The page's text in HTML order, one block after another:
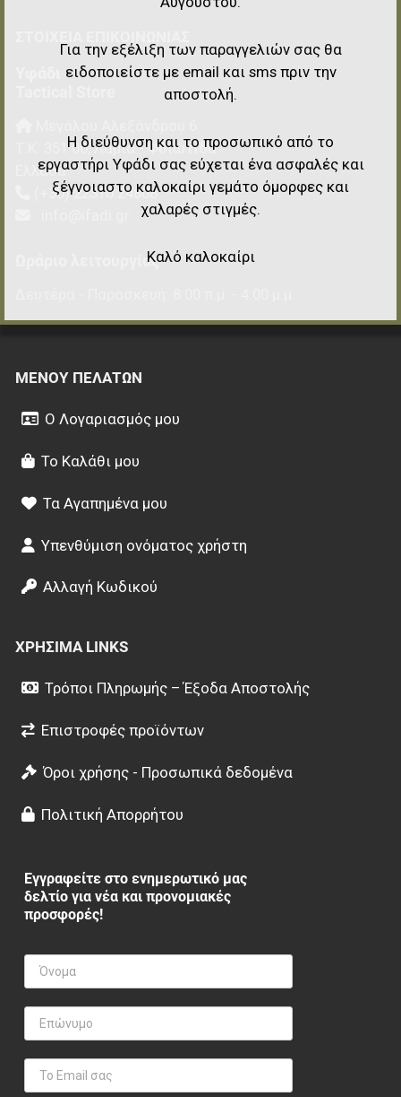
351 00,Λαμία - Φθιώτιδα
Ελλάδα
(+30) 22310 24808
Ωράριο λειτουργίας
ΜΕΝΟΎ ΠΕΛΑΤΏΝ
Ο Λογαριασμός μου
Το Καλάθι μου
Τα Αγαπημένα μου
Υπενθύμιση ονόματος χρήστη
Αλλαγή Κωδικού
ΧΡΉΣΙΜΑ LINKS
Τρόποι Πληρωμής – Έξοδα Αποστολής
Επιστροφές προϊόντων
Όροι χρήσης - Προσωπικά δεδομένα
Πολιτική Απορρήτου
Εγγραφείτε στο ενημερωτικό μας
δελτίο για νέα και προνομιακές
προσφορές!
Για την εξέλιξη των παραγγελιών σας θα
ειδοποιείστε με email και sms πριν την
αποστολή.
Η διεύθυνση και το προσωπικό από το
εργαστήρι Υφάδι σας εύχεται ένα ασφαλές και
ξέγνοιαστο καλοκαίρι γεμάτο όμορφες και
χαλαρές στιγμές.
Καλό καλοκαίρι